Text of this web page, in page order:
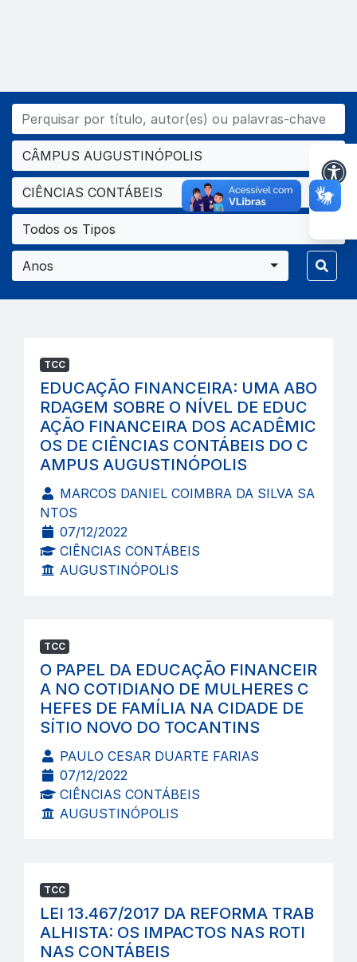
CÂMPUS AUGUSTINÓPOLIS
CIÊNCIAS CONTÁBEIS
Todos os Tipos
Anos
TCC
EDUCAÇÃO FINANCEIRA: UMA ABO
RDAGEM SOBRE O NÍVEL DE EDUC
AÇÃO FINANCEIRA DOS ACADÊMIC
OS DE CIÊNCIAS CONTÁBEIS DO C
AMPUS AUGUSTINÓPOLIS
MARCOS DANIEL COIMBRA DA SILVA SA
NTOS
07/12/2022
CIÊNCIAS CONTÁBEIS
AUGUSTINÓPOLIS
TCC
O PAPEL DA EDUCAÇÃO FINANCEIR
A NO COTIDIANO DE MULHERES C
HEFES DE FAMÍLIA NA CIDADE DE
SÍTIO NOVO DO TOCANTINS
PAULO CESAR DUARTE FARIAS
07/12/2022
CIÊNCIAS CONTÁBEIS
AUGUSTINÓPOLIS
TCC
LEI 13.467/2017 DA REFORMA TRAB
ALHISTA: OS IMPACTOS NAS ROTI
NAS CONTÁBEIS